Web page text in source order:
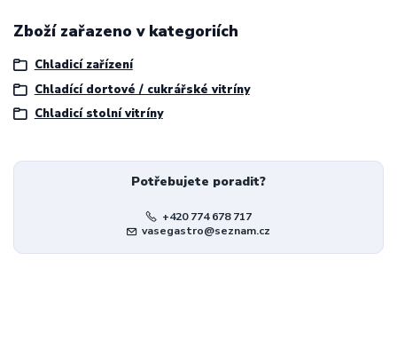
Zboží zařazeno v kategoriích
Chladicí zařízení
Chladící dortové / cukrářské vitríny
Chladicí stolní vitríny
Potřebujete poradit?
+420 774 678 717
vasegastro@seznam.cz